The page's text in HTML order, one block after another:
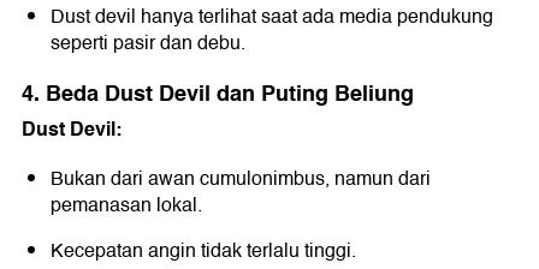
Dust devil hanya terlihat saat ada media pendukung
seperti pasir dan debu.
4. Beda Dust Devil dan Puting Beliung
Dust Devil:
Bukan dari awan cumulonimbus, namun dari
pemanasan lokal.
Kecepatan angin tidak terlalu tinggi.